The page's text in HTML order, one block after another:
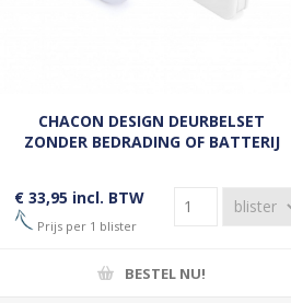
CHACON DESIGN DEURBELSET
ZONDER BEDRADING OF BATTERIJ
€ 33,95 incl. BTW
Prijs per 1 blister
BESTEL NU!